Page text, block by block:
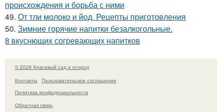
происхождения и борьба с ними
49. От тли молоко и йод. Рецепты приготовления
50. Зимние горячие напитки безалкогольные.
8 вкуснющих согревающих напитков
© 2026 Красивый сад и огород
Контакты
Пользовательское соглашение
Политика конфидециальности
Обратная связь